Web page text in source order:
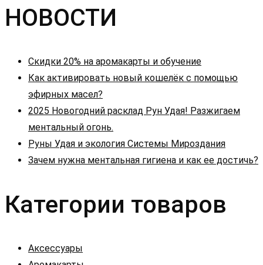
записям
НОВОСТИ
Скидки 20% на аромакарты и обучение
Как активировать новый кошелёк с помощью
эфирных масел?
2025 Новогодний расклад Рун Удая! Разжигаем
ментальный огонь.
Руны Удая и экология Системы Мироздания
Зачем нужна ментальная гигиена и как ее достичь?
Категории товаров
Аксессуары